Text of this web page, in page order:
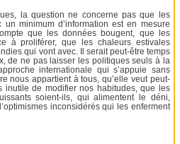
la question ne concerne pas que les
minimum d’information est en mesure
que les données bougent, que les
à proliférer, que les chaleurs estivales
qui vont avec. Il serait peut-être temps
de ne pas laisser les politiques seuls à la
internationale qui s’appuie sans
nous appartient à tous, qu’elle veut peut-
inutile de modifier nos habitudes, que les
soient-ils, qui alimentent le déni,
inconsidérés qui les enferment